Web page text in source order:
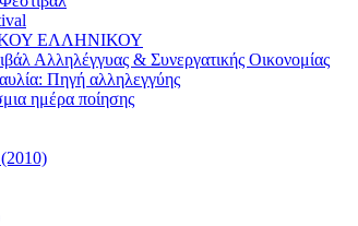
ΕΛΛΗΝΙΚΟΥ
Αλληλέγγυας & Συνεργατικής Οικονομίας
Πηγή αλληλεγγύης
ημέρα ποίησης